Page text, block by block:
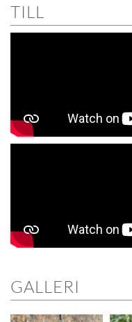
TILL
GALLERI